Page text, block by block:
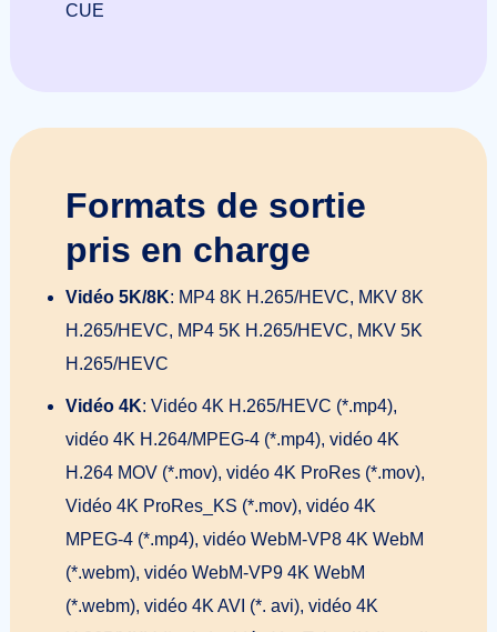
CUE
Formats de sortie
pris en charge
Vidéo 5K/8K: MP4 8K H.265/HEVC, MKV 8K
H.265/HEVC, MP4 5K H.265/HEVC, MKV 5K
H.265/HEVC
Vidéo 4K: Vidéo 4K H.265/HEVC (*.mp4),
vidéo 4K H.264/MPEG-4 (*.mp4), vidéo 4K
H.264 MOV (*.mov), vidéo 4K ProRes (*.mov),
Vidéo 4K ProRes_KS (*.mov), vidéo 4K
MPEG-4 (*.mp4), vidéo WebM-VP8 4K WebM
(*.webm), vidéo WebM-VP9 4K WebM
(*.webm), vidéo 4K AVI (*. avi), vidéo 4K